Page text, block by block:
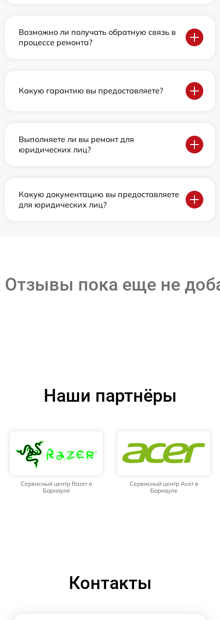
Возможно ли получать обратную связь в
процессе ремонта?
Какую гарантию вы предоставляете?
Выполняете ли вы ремонт для
юридических лиц?
Какую документацию вы предоставляете
для юридических лиц?
Отзывы пока еще не
Наши партнёры
Сервисный центр Razer в
Барнауле
Сервисный центр Acer в
Барнауле
Контакты